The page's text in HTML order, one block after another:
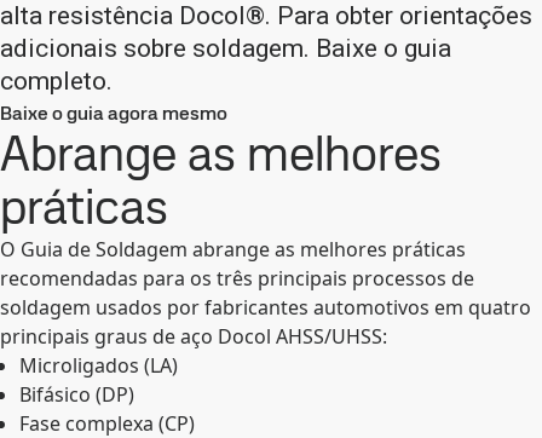
alta resistência Docol®. Para obter orientações
adicionais sobre soldagem. Baixe o guia
completo.
Baixe o guia agora mesmo
Abrange as melhores
práticas
O Guia de Soldagem abrange as melhores práticas
recomendadas para os três principais processos de
soldagem usados por fabricantes automotivos em quatro
principais graus de aço Docol AHSS/UHSS:
Microligados (LA)
Bifásico (DP)
Fase complexa (CP)